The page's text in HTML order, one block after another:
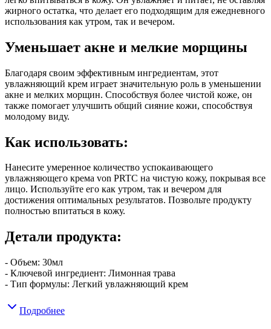
жирного остатка, что делает его подходящим для ежедневного
использования как утром, так и вечером.
Уменьшает акне и мелкие морщины
Благодаря своим эффективным ингредиентам, этот
увлажняющий крем играет значительную роль в уменьшении
акне и мелких морщин. Способствуя более чистой коже, он
также помогает улучшить общий сияние кожи, способствуя
молодому виду.
Как использовать:
Нанесите умеренное количество успокаивающего
увлажняющего крема von PRTC на чистую кожу, покрывая все
лицо. Используйте его как утром, так и вечером для
достижения оптимальных результатов. Позвольте продукту
полностью впитаться в кожу.
Детали продукта:
- Объем: 30мл
- Ключевой ингредиент: Лимонная трава
- Тип формулы: Легкий увлажняющий крем
Подробнее